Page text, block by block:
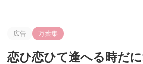
広告 万葉集
恋ひ恋ひて逢へる時だ